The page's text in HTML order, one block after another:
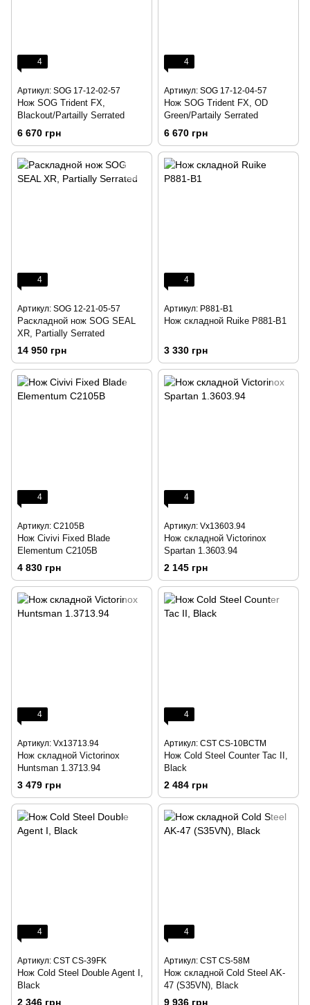
4
Артикул: SOG 17-12-02-57
Нож SOG Trident FX,
Blackout/Partailly Serrated
6 670 грн
4
Артикул: SOG 17-12-04-57
Нож SOG Trident FX, OD
Green/Partaily Serrated
6 670 грн
4
Артикул: SOG 12-21-05-57
Раскладной нож SOG SEAL
XR, Partially Serrated
14 950 грн
4
Артикул: P881-B1
Нож складной Ruike P881-B1
3 330 грн
4
Артикул: C2105B
Нож Civivi Fixed Blade
Elementum C2105B
4 830 грн
4
Артикул: Vx13603.94
Нож складной Victorinox
Spartan 1.3603.94
2 145 грн
4
Артикул: Vx13713.94
Нож складной Victorinox
Huntsman 1.3713.94
3 479 грн
4
Артикул: CST CS-10BCTM
Нож Cold Steel Counter Tac II,
Black
2 484 грн
4
Артикул: CST CS-39FK
Нож Cold Steel Double Agent I,
Black
2 346 грн
4
Артикул: CST CS-58M
Нож складной Cold Steel AK-
47 (S35VN), Black
9 936 грн